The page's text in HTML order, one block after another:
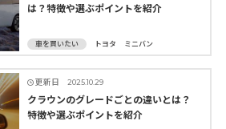
は？特徴や選ぶポイントを紹介
車を買いたい トヨタ ミニバン
更新日 2025.10.29
クラウンのグレードごとの違いとは？
特徴や選ぶポイントを紹介